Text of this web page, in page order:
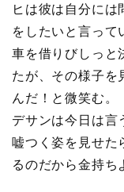
ヒは彼は自分には
をしたいと言って
車を借りびしっと
たが、その様子を
んだ！と微笑む。
デサンは今日は言
嘘つく姿を見せた
るのだから金持ち